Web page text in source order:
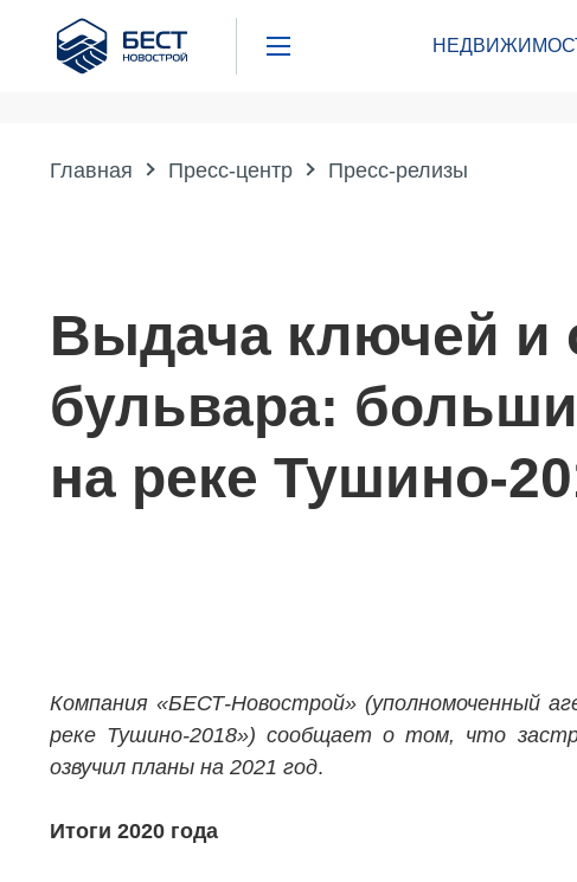
Бест
Новострой
Главная Пресс-центр Пресс-релизы
Выдача ключей и
бульвара:
на реке Тушино-
Компания «БЕСТ-Новострой» (уполномоченный
реке Тушино-2018») сообщает о том, что
озвучил планы на 2021 год.
Итоги 2020 года